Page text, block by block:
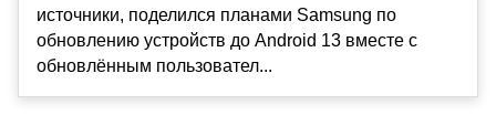
источники, поделился планами Samsung по
обновлению устройств до Android 13 вместе с
обновлённым пользовател...